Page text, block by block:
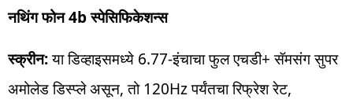
नथिंग फोन 4b स्पेसिफिकेशन्स
स्क्रीन:या डिव्हाइसमध्ये 6.77-इंचाचा फुल एचडी+ सॅमसंग सुपर
अमोलेड डिस्प्ले असून, तो 120Hz पर्यंतचा रिफ्रेश रेट,